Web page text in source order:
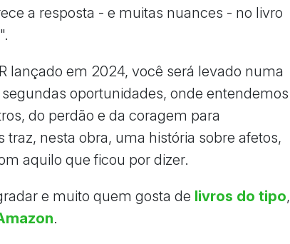
a resposta - e muitas nuances - no livro
".
lançado em 2024, você será levado numa
oportunidades, onde entendemos
do perdão e da coragem para
traz, nesta obra, uma história sobre afetos,
aquilo que ficou por dizer.
e muito quem gosta de livros do tipo,
.